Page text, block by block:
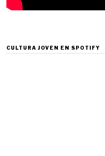
CULTURA JOVEN EN SPOTIFY